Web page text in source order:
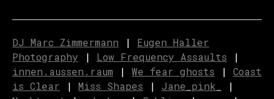
DJ Marc Zimmermann | Eugen Haller
Photography | Low Frequency Assaults |
innen.aussen.raum | We fear ghosts | Coast
is Clear | Miss Shapes | Jane_pink_
|